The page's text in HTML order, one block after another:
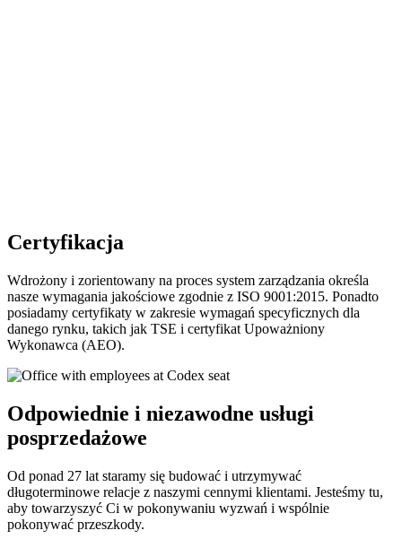
Certyfikacja
Wdrożony i zorientowany na proces system zarządzania określa
nasze wymagania jakościowe zgodnie z ISO 9001:2015. Ponadto
posiadamy certyfikaty w zakresie wymagań specyficznych dla
danego rynku, takich jak TSE i certyfikat Upoważniony
Wykonawca (AEO).
Odpowiednie i niezawodne usługi
posprzedażowe
Od ponad 27 lat staramy się budować i utrzymywać
długoterminowe relacje z naszymi cennymi klientami. Jesteśmy tu,
aby towarzyszyć Ci w pokonywaniu wyzwań i wspólnie
pokonywać przeszkody.